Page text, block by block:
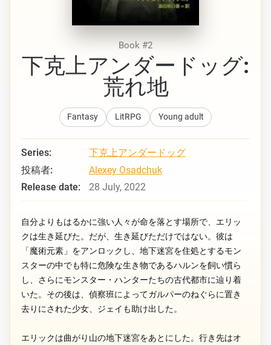
Book #2
下克上アンダードッグ:
荒れ地
Fantasy LitRPG Young adult
Series:
下克上アンダードッグ
投稿者:
Alexey Osadchuk
Release date:
28 July, 2022
自分よりもはるかに強い人々が命を落とす場所で、エリッ
クは生き延びた。だが、生き延びただけではない。彼は
「魔術元素」をアンロックし、地下迷宮を住処とするモン
スターの中でも特に危険な生き物であるハルンを飼い慣ら
し、さらにモンスター・ハンターたちの古代都市に辿り着
いた。その後は、偵察班によってガルパーのねぐらに置き
去りにされた少女、ジェイも助け出した。
エリックは曲がり山の地下迷宮をあとにした。行き先はオ